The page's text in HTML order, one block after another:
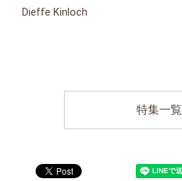
Dieffe Kinloch
特集一覧